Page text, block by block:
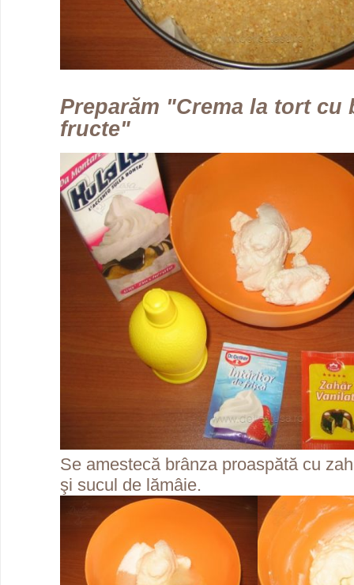
Preparăm "Crema la tort cu
fructe"
Se amestecă brânza proaspătă cu
şi sucul de lămâie.